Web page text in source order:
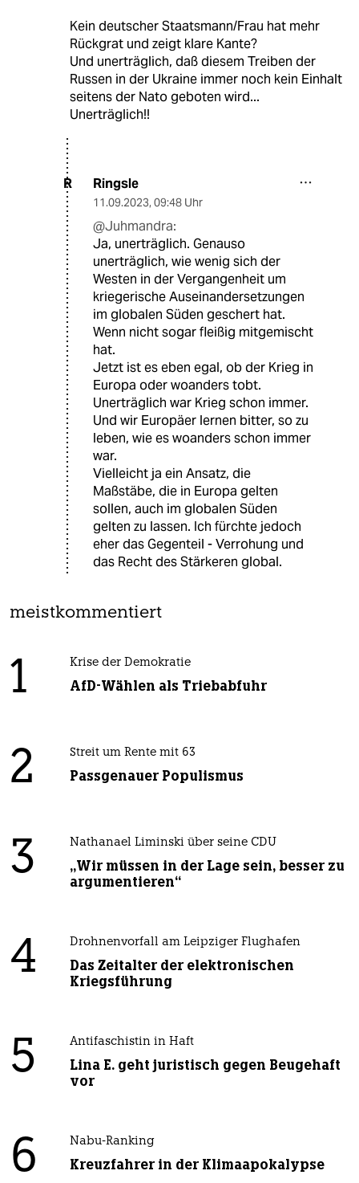
Kein deutscher Staatsmann/Frau hat mehr
Rückgrat und zeigt klare Kante?
Und unerträglich, daß diesem Treiben der
Russen in der Ukraine immer noch kein Einhalt
seitens der Nato geboten wird...
Unerträglich!!
R Ringsle
11.09.2023, 09:48 Uhr
@Juhmandra:
Ja, unerträglich. Genauso
unerträglich, wie wenig sich der
Westen in der Vergangenheit um
kriegerische Auseinandersetzungen
im globalen Süden geschert hat.
Wenn nicht sogar fleißig mitgemischt
hat.
Jetzt ist es eben egal, ob der Krieg in
Europa oder woanders tobt.
Unerträglich war Krieg schon immer.
Und wir Europäer lernen bitter, so zu
leben, wie es woanders schon immer
war.
Vielleicht ja ein Ansatz, die
Maßstäbe, die in Europa gelten
sollen, auch im globalen Süden
gelten zu lassen. Ich fürchte jedoch
eher das Gegenteil - Verrohung und
das Recht des Stärkeren global.
meistkommentiert
1 Krise der Demokratie
AfD-Wählen als Triebabfuhr
2 Streit um Rente mit 63
Passgenauer Populismus
3 Nathanael Liminski über seine CDU
„Wir müssen in der Lage sein, besser zu
argumentieren“
4 Drohnenvorfall am Leipziger Flughafen
Das Zeitalter der elektronischen
Kriegsführung
5 Antifaschistin in Haft
Lina E. geht juristisch gegen Beugehaft
vor
6 Nabu-Ranking
Kreuzfahrer in der Klimaapokalypse